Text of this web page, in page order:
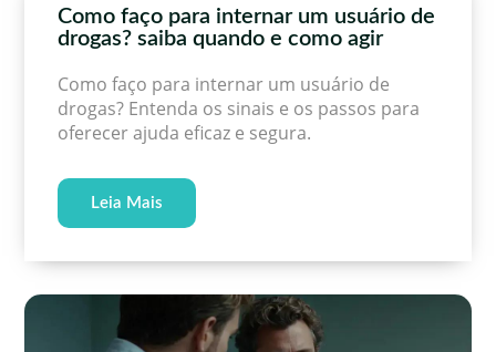
Como faço para internar um usuário de
drogas? saiba quando e como agir
Como faço para internar um usuário de
drogas? Entenda os sinais e os passos para
oferecer ajuda eficaz e segura.
Leia Mais